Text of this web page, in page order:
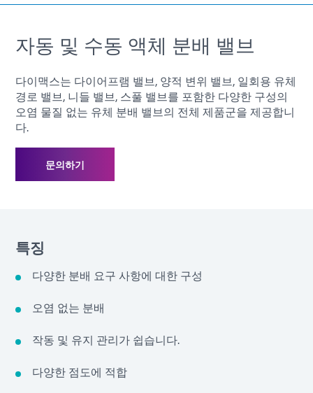
자동 및 수동 액체 분배 밸브
다이맥스는 다이어프램 밸브, 양적 변위 밸브, 일회용 유체
경로 밸브, 니들 밸브, 스풀 밸브를 포함한 다양한 구성의
오염 물질 없는 유체 분배 밸브의 전체 제품군을 제공합니
다.
문의하기
특징
다양한 분배 요구 사항에 대한 구성
오염 없는 분배
작동 및 유지 관리가 쉽습니다.
다양한 점도에 적합